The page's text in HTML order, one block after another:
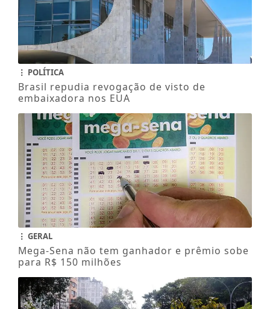
POLÍTICA
Brasil repudia revogação de visto de
embaixadora nos EUA
GERAL
Mega-Sena não tem ganhador e prêmio sobe
para R$ 150 milhões